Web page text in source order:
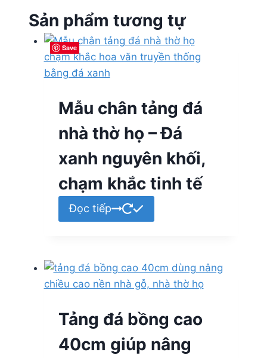
Sản phẩm tương tự
Save
Mẫu chân tảng đá
nhà thờ họ – Đá
xanh nguyên khối,
chạm khắc tinh tế
Đọc tiếp
Save
Tảng đá bồng cao
40cm giúp nâng
Save
Save